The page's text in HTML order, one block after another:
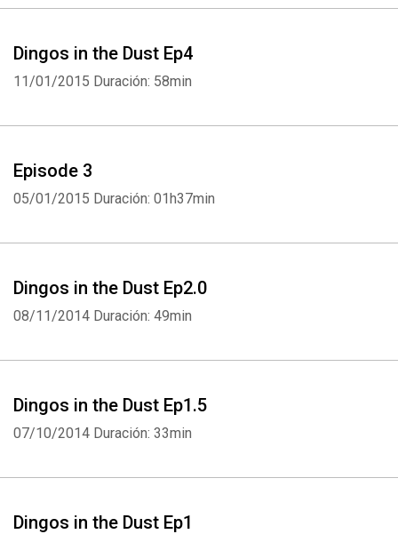
Dingos in the Dust Ep4
11/01/2015 Duración: 58min
Episode 3
05/01/2015 Duración: 01h37min
Dingos in the Dust Ep2.0
08/11/2014 Duración: 49min
Dingos in the Dust Ep1.5
07/10/2014 Duración: 33min
Dingos in the Dust Ep1